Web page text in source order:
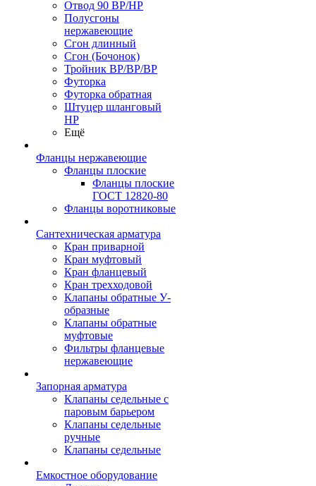
Отвод 90 ВР/НР
Полусгоны
нержавеющие
Сгон длинный
Сгон (Бочонок)
Тройник ВР/ВР/ВР
Футорка
Футорка обратная
Штуцер шланговый
НР
Ещё
Фланцы нержавеющие
Фланцы плоские
Фланцы плоские
ГОСТ 12820-80
Фланцы воротниковые
Сантехническая арматура
Кран приварной
Кран муфтовый
Кран фланцевый
Кран трехходовой
Клапаны обратные У-
образные
Клапаны обратные
муфтовые
Фильтры фланцевые
нержавеющие
Запорная арматура
Клапаны седельные с
паровым барьером
Клапаны седельные
ручные
Клапаны седельные
Емкостное оборудование